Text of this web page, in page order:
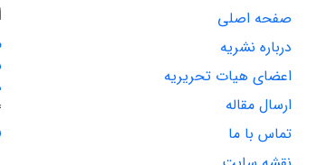
صفحه اصلی
درباره نشریه
اعضای هیات تحریریه
ارسال مقاله
تماس با ما